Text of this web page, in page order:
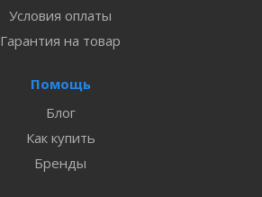
Условия оплаты
Гарантия на товар
Помощь
Блог
Как купить
Бренды